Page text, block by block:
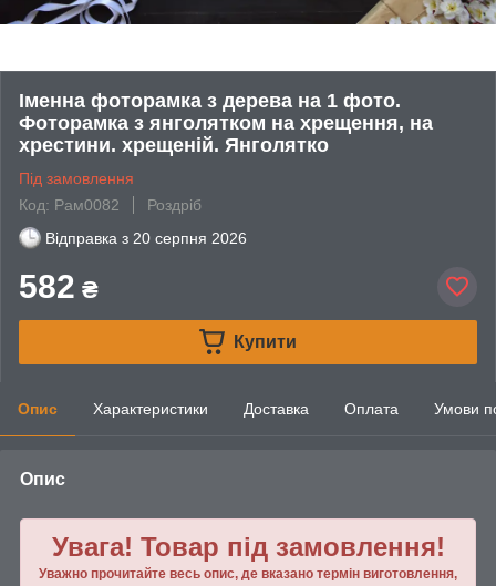
Іменна фоторамка з дерева на 1 фото.
Фоторамка з янголятком на хрещення, на
хрестини. хрещеній. Янголятко
Під замовлення
Код: Рам0082
Роздріб
Відправка з 20 серпня 2026
582 ₴
Купити
Опис Характеристики Доставка Оплата Умови
Опис
Увага! Товар під замовлення!
Уважно прочитайте весь опис, де вказано термін виготовлення,